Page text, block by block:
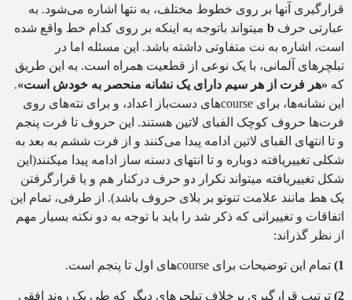
قرارگیری آنها بر روی خطوط مختلف، به نتها اشاره می‌شود. به
عبارتی حرف b میتواند باتوجه به اینکه بر روی کدام خط واقع شده
است، اشاره به نت متفاوتی داشته باشد. این مسئله اما در
تبلچرهای آلمانی، با یک نوعی از قطعیت همراه است. به این طریق
که «هر فرت از هر سیم دارای یک نشانه منحصر به خودش است».
این نشانه‌ها، برای courseهای دست‌باز اعداد، و برای نته‌های روی
فرت‌ها حروف کوچک الفبای لاتین هستند. این حروف تا فرت پنجم
و تا انتهای الفبای لاتین ادامه پبدا می‌کنند و از فرت ششم به بعد به
شکلی تغییریافته دوباره و تا انتهای دسته ساز ادامه پیدا میکنند(این
شکل تغییریافته میتواند نکرار دو حرف درکنار هم و یا قرارگرفتن
یک هط مانند علامت تنوتو بر بلای حروف باشد). از طرفی، تمام این
اتفاقات و تغییراتی که ذکر شد را باید با توجه به دو نکته بسیار مهم
از نظر گذراند:
1) تمام این توضیحات برای courseهای اول تا پنجم است.
2) ترتیب قرارگیری برخلاف تبلچرهای دیگر که طی یک روند افقی